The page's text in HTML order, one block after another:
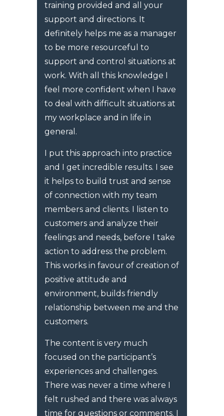
training provided and all your
support and directions. It
definitely helps me as a manager
to be more resourceful to
support and control situations at
work. With all this knowledge I
feel more confident when I have
to deal with difficult situations at
my workplace and in life in
general.
I put this approach into practice
and I get incredible results. I see
it helps to build trust and sense
of connection with my team
members and clients. I listen to
customers and analyze their
feelings and needs, before I take
action to address the problem.
This works in favour of creation of
positive attitude and
environment, builds friendly
relationship between me and the
customers.
The content is very much
focused on the participant’s
experiences and challenges.
There was never a time where I
felt rushed and there was always
time for questions or comments. I